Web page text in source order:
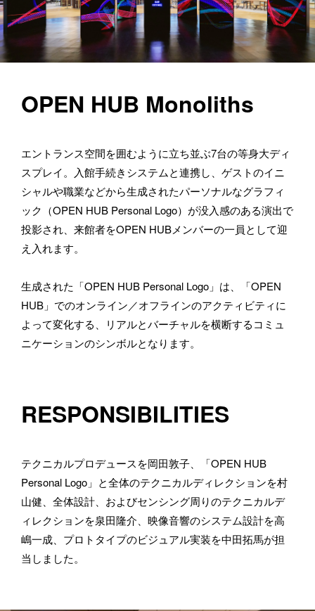
OPEN HUB Monoliths
エントランス空間を囲むように立ち並ぶ7台の等身大ディ
スプレイ。入館手続きシステムと連携し、ゲストのイニ
シャルや職業などから生成されたパーソナルなグラフィ
ック（OPEN HUB Personal Logo）が没入感のある演出で
投影され、来館者をOPEN HUBメンバーの一員として迎
え入れます。
生成された「OPEN HUB Personal Logo」は、「OPEN
HUB」でのオンライン／オフラインのアクティビティに
よって変化する、リアルとバーチャルを横断するコミュ
ニケーションのシンボルとなります。
RESPONSIBILITIES
テクニカルプロデュースを岡田敦子、「OPEN HUB
Personal Logo」と全体のテクニカルディレクションを村
山健、全体設計、およびセンシング周りのテクニカルデ
ィレクションを泉田隆介、映像音響のシステム設計を高
嶋一成、プロトタイプのビジュアル実装を中田拓馬が担
当しました。